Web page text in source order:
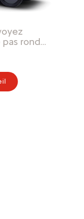
rond…